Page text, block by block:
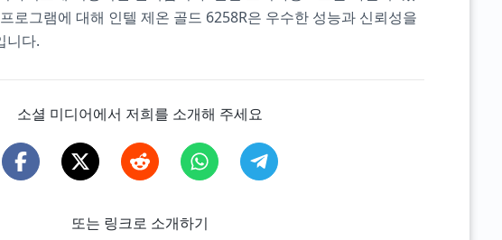
로그램에 대해 인텔 제온 골드 6258R은 우수한 성능과 신뢰성을
니다.
소셜 미디어에서 저희를 소개해 주세요
또는 링크로 소개하기